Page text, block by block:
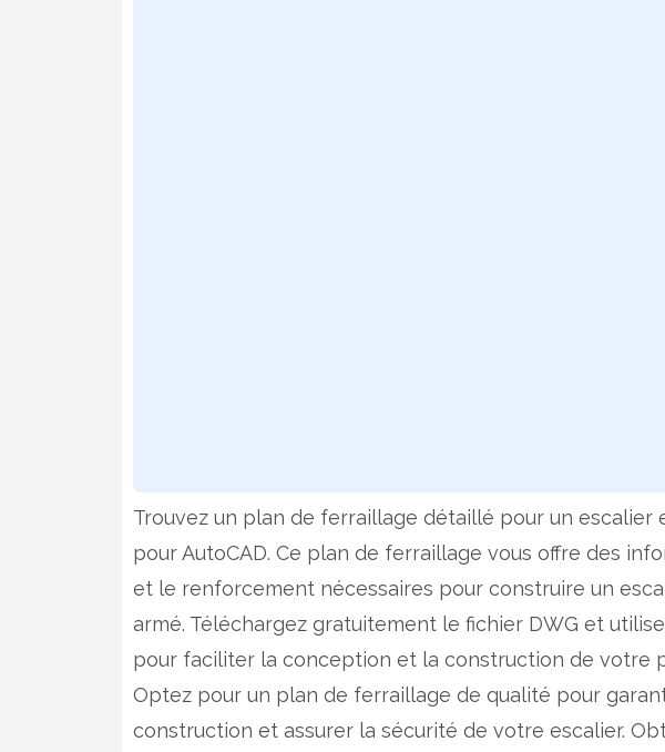
Trouvez un plan de ferraillage détaillé pour un escalier
pour AutoCAD. Ce plan de ferraillage vous offre des
et le renforcement nécessaires pour construire un
armé. Téléchargez gratuitement le fichier DWG et
pour faciliter la conception et la construction de votre
Optez pour un plan de ferraillage de qualité pour
construction et assurer la sécurité de votre escalier.